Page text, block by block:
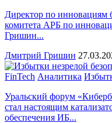
Директор по инновациям
комитета АРБ по
Гришин...
Дмитрий Гришин
FinTech Аналитика
Уральский форум
стал настоящим
обеспечения ИБ...